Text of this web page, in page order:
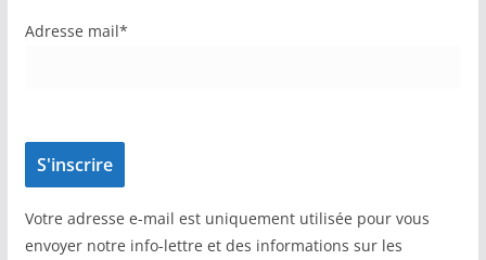
Adresse mail*
Votre adresse e-mail est uniquement utilisée pour vous
envoyer notre info-lettre et des informations sur les